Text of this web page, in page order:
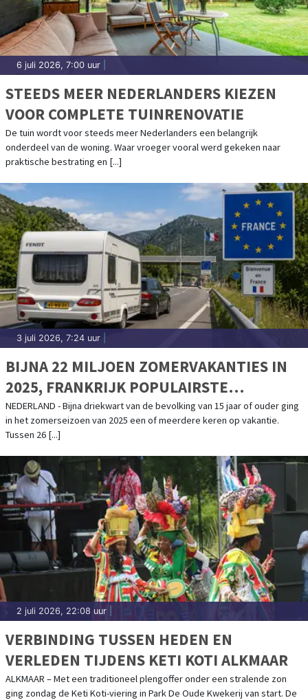
6 juli 2026, 7:00 uur
STEEDS MEER NEDERLANDERS KIEZEN
VOOR COMPLETE TUINRENOVATIE
De tuin wordt voor steeds meer Nederlanders een belangrijk
onderdeel van de woning. Waar vroeger vooral werd gekeken naar
praktische bestrating en [...]
3 juli 2026, 7:24 uur
BIJNA 22 MILJOEN ZOMERVAKANTIES IN
2025, FRANKRIJK POPULAIRSTE
BESTEMMING
NEDERLAND - Bijna driekwart van de bevolking van 15 jaar of ouder ging
in het zomerseizoen van 2025 een of meerdere keren op vakantie.
Tussen 26 [...]
2 juli 2026, 22:08 uur
VERBINDING TUSSEN HEDEN EN
VERLEDEN TIJDENS KETI KOTI ALKMAAR
ALKMAAR – Met een traditioneel plengoffer onder een stralende zon
ging zondag de Keti Koti-viering in Park De Oude Kwekerij van start. De